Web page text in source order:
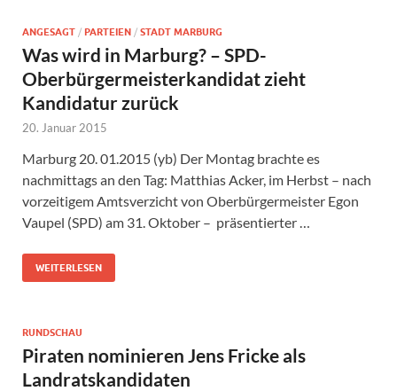
ANGESAGT / PARTEIEN / STADT MARBURG
Was wird in Marburg? – SPD-
Oberbürgermeisterkandidat zieht
Kandidatur zurück
20. Januar 2015
Marburg 20. 01.2015 (yb) Der Montag brachte es
nachmittags an den Tag: Matthias Acker, im Herbst – nach
vorzeitigem Amtsverzicht von Oberbürgermeister Egon
Vaupel (SPD) am 31. Oktober – präsentierter …
WEITERLESEN
RUNDSCHAU
Piraten nominieren Jens Fricke als
Landratskandidaten